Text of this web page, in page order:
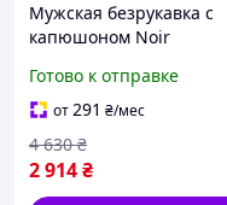
Мужская безрукавка с
капюшоном Noir
Shirt, M, мокрый эффект
Интим-магазин игрушки
смазки
Готово к отправке
от291 ₴/мес
2 914₴
4 630 ₴